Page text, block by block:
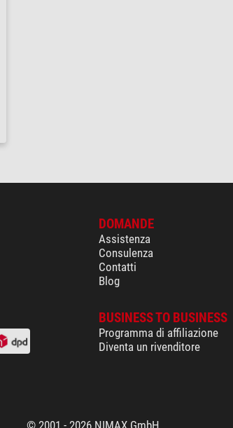
DOMANDE
Assistenza
Consulenza
Contatti
Blog
BUSINESS TO BUSINESS
Programma di affiliazione
Diventa un rivenditore
© 2001 - 2026 NIMAX GmbH